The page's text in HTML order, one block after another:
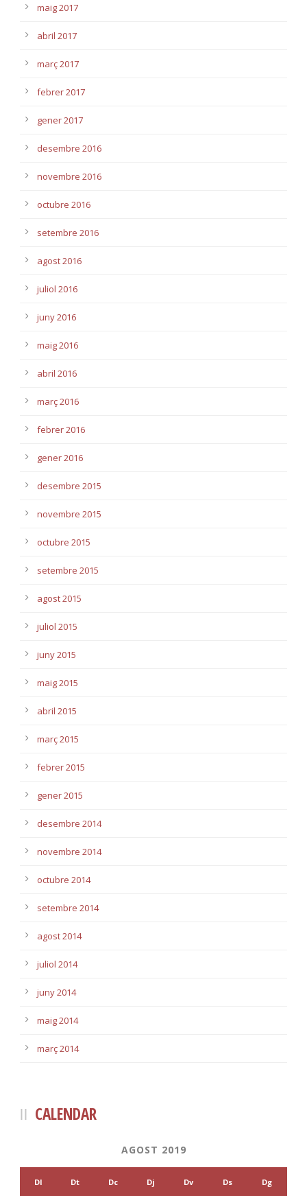
maig 2017
abril 2017
març 2017
febrer 2017
gener 2017
desembre 2016
novembre 2016
octubre 2016
setembre 2016
agost 2016
juliol 2016
juny 2016
maig 2016
abril 2016
març 2016
febrer 2016
gener 2016
desembre 2015
novembre 2015
octubre 2015
setembre 2015
agost 2015
juliol 2015
juny 2015
maig 2015
abril 2015
març 2015
febrer 2015
gener 2015
desembre 2014
novembre 2014
octubre 2014
setembre 2014
agost 2014
juliol 2014
juny 2014
maig 2014
març 2014
CALENDAR
AGOST 2019
Dl Dt Dc Dj Dv Ds Dg